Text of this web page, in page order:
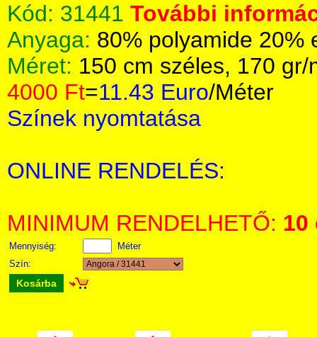
Kód: 31441 További
Anyaga: 80% polyamide 20%
Méret: 150 cm széles, 170 gr/
4000 Ft=11.43 Euro/Méter
Színek nyomtatása
ONLINE RENDELÉS:
MINIMUM RENDELHETŐ: 10
Mennyiség:
Méter
Szín:
Kosárba